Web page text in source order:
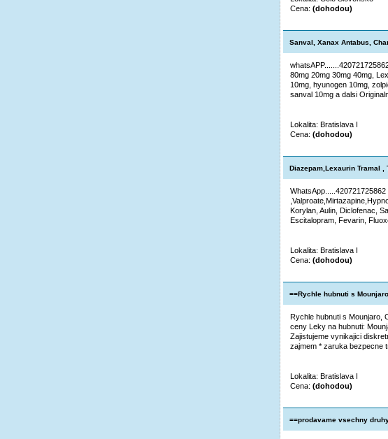
Cena: (dohodou)
Sanval, Xanax Antabus,
80mg 20mg 30mg 40mg,
10mg, hyunogen 10mg,
sanval 10mg a dalsi
Lokalita: Bratislava I
Cena: (dohodou)
Diazepam,Lexaurin Tramal ,
Korylan, Aulin, Diclofenac,
Escitalopram, Fevarin,
Lokalita: Bratislava I
Cena: (dohodou)
==Rychle hubnuti s
Rychle hubnuti s Mounjaro,
ceny Leky na hubnuti:
Zajistujeme vynikajici
zajmem * zaruka bezpecne
Lokalita: Bratislava I
Cena: (dohodou)
==prodavame vsechny